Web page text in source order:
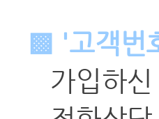
▩ '고객번
가입하신